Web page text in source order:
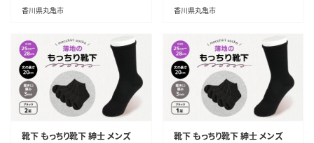
しゃれ かわいい 履き心地 日常
香川県丸亀市
ュアル おしゃれ かわいい 履き心
製 香川県 丸亀市
香川県丸亀市
靴下 もっちり靴下 紳士 メンズ
靴下 もっちり靴下 紳士 メンズ